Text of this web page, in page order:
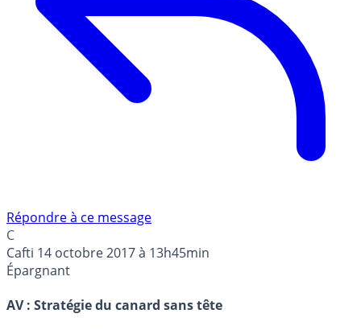
Répondre à ce message
C
Cafti 14 octobre 2017 à 13h45min
Épargnant
AV : Stratégie du canard sans tête